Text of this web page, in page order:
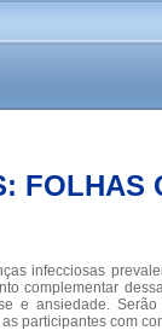
FOLHAS
infecciosas
complementar
ansiedade.
participantes com